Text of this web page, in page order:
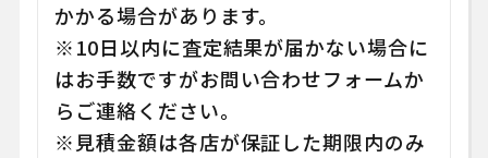
かかる場合があります。
※10日以内に査定結果が届かない場合に
はお手数ですがお問い合わせフォームか
らご連絡ください。
※見積金額は各店が保証した期限内のみ